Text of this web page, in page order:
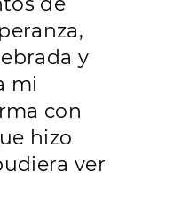
y
mi
con
hizo
ver